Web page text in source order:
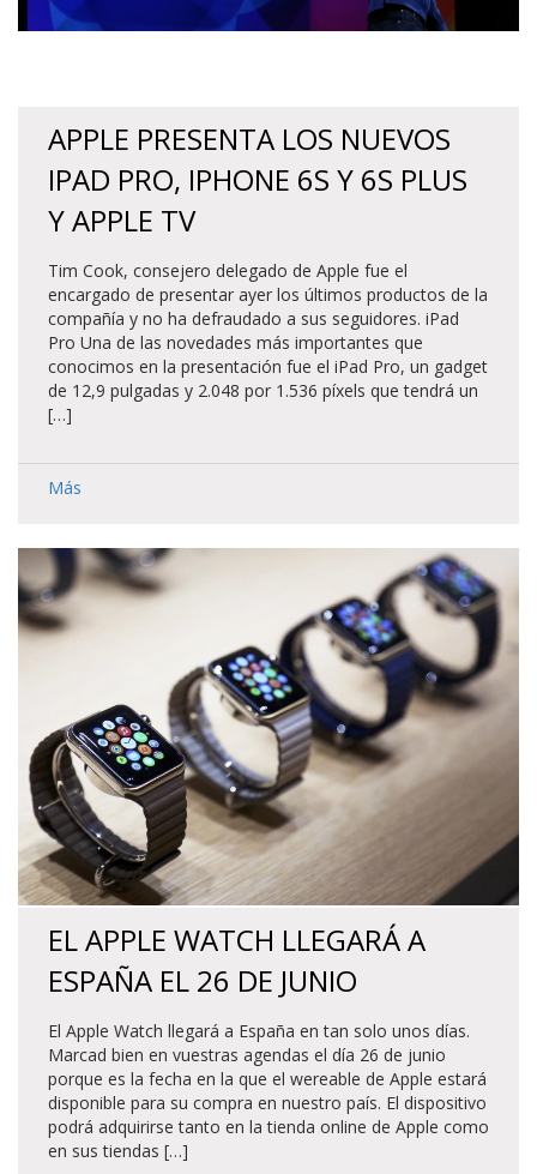
APPLE PRESENTA LOS NUEVOS
IPAD PRO, IPHONE 6S Y 6S PLUS
Y APPLE TV
Tim Cook, consejero delegado de Apple fue el
encargado de presentar ayer los últimos productos de la
compañía y no ha defraudado a sus seguidores. iPad
Pro Una de las novedades más importantes que
conocimos en la presentación fue el iPad Pro, un gadget
de 12,9 pulgadas y 2.048 por 1.536 píxels que tendrá un
[…]
Más
EL APPLE WATCH LLEGARÁ A
ESPAÑA EL 26 DE JUNIO
El Apple Watch llegará a España en tan solo unos días.
Marcad bien en vuestras agendas el día 26 de junio
porque es la fecha en la que el wereable de Apple estará
disponible para su compra en nuestro país. El dispositivo
podrá adquirirse tanto en la tienda online de Apple como
en sus tiendas […]